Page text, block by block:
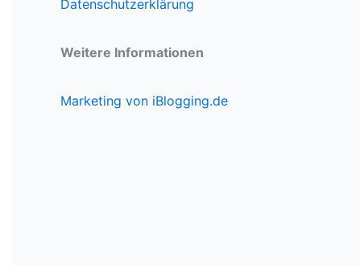
Datenschutzerklärung
Weitere Informationen
Marketing von iBlogging.de